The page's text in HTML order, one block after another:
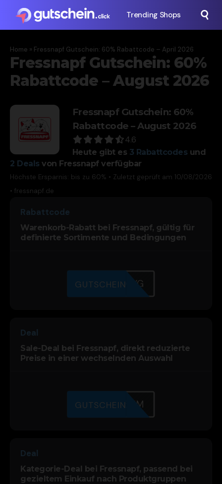
Trending Shops
Fressnapf Gutschein: 60%
Rabattcode – August 2026
Home » Fressnapf Gutschein: 60% Rabattcode – April 2026
Fressnapf Gutschein: 60%
Rabattcode – August 2026
4.6
Heute gibt es 3 Rabattcodes und
2 Deals von Fressnapf verfügbar
Höchste Ersparnis: bis zu 60% • Zuletzt geprüft am 10/08/2026
• fressnapf.de
Rabattcode
Warenkorb-Rabatt bei Fressnapf, gültig für
definierte Sortimente und Bedingungen
KYUH47MYG
GUTSCHEIN
Deal
Sale-Deal bei Fressnapf, direkt reduzierte
Preise in einer wechselnden Auswahl
M7IU9A6TM
GUTSCHEIN
Deal
Kategorie-Deal bei Fressnapf, passend bei
gezieltem Einkauf nach Produktgruppen